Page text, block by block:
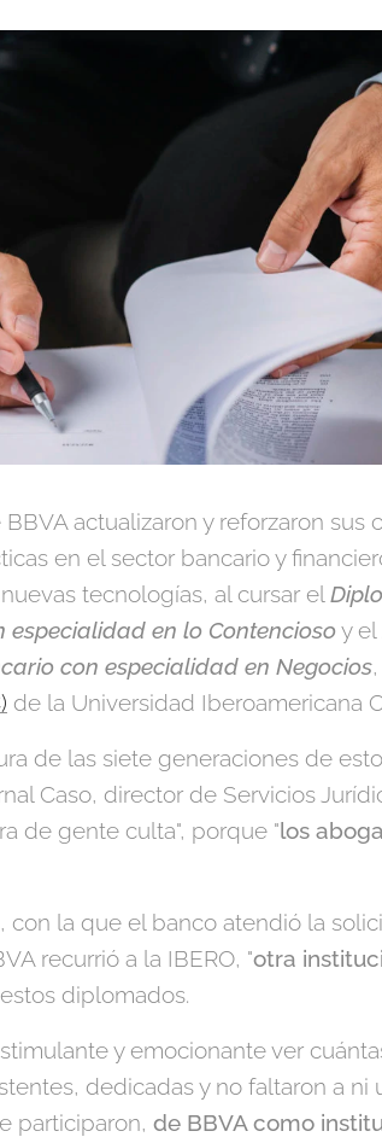
actualizaron y reforzaron sus
en el sector bancario y
tecnologías, al cursar el
en lo Contencioso y el
con especialidad en Negocios
de la Universidad Iberoamericana
de las siete generaciones de
Caso, director de Servicios
de gente culta", porque "los
con la que el banco atendió la
recurrió a la IBERO, "otra
diplomados.
y emocionante ver
dedicadas y no faltaron a ni
participaron, de BBVA como